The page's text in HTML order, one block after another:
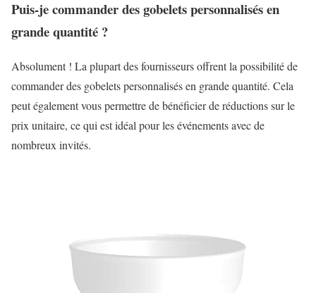
Puis-je commander des gobelets personnalisés en
grande quantité ?
Absolument ! La plupart des fournisseurs offrent la possibilité de
commander des gobelets personnalisés en grande quantité. Cela
peut également vous permettre de bénéficier de réductions sur le
prix unitaire, ce qui est idéal pour les événements avec de
nombreux invités.